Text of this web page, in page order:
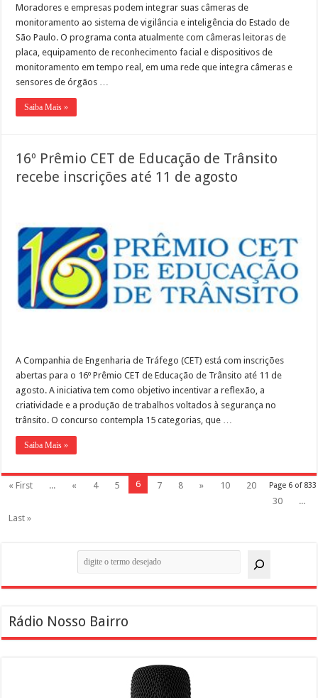
Moradores e empresas podem integrar suas câmeras de
monitoramento ao sistema de vigilância e inteligência do Estado de
São Paulo. O programa conta atualmente com câmeras leitoras de
placa, equipamento de reconhecimento facial e dispositivos de
monitoramento em tempo real, em uma rede que integra câmeras e
sensores de órgãos …
Saiba Mais »
16º Prêmio CET de Educação de Trânsito
recebe inscrições até 11 de agosto
A Companhia de Engenharia de Tráfego (CET) está com inscrições
abertas para o 16º Prêmio CET de Educação de Trânsito até 11 de
agosto. A iniciativa tem como objetivo incentivar a reflexão, a
criatividade e a produção de trabalhos voltados à segurança no
trânsito. O concurso contempla 15 categorias, que …
Saiba Mais »
Page 6 of 833
« First ... « 4 5 6 7 8 » 10
20
30
...
Last »
Rádio Nosso Bairro